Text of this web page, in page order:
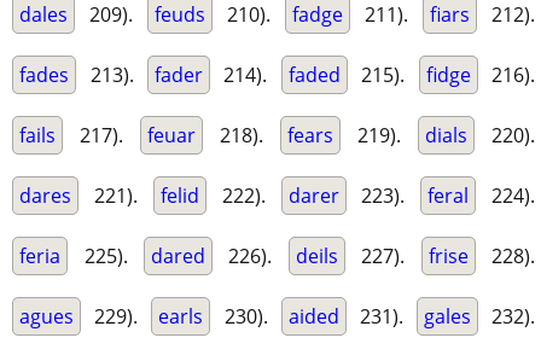
dales 209). feuds 210). fadge 211). fiars 212).
fades 213). fader 214). faded 215). fidge 216).
fails 217). feuar 218). fears 219). dials 220).
dares 221). felid 222). darer 223). feral 224).
feria 225). dared 226). deils 227). frise 228).
agues 229). earls 230). aided 231). gales 232).